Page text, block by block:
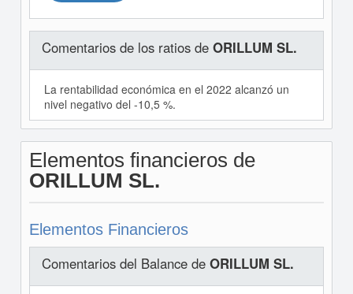
Comentarios de los ratios de ORILLUM SL.
La rentabilidad económica en el 2022 alcanzó un
nivel negativo del -10,5 %.
Elementos financieros de
ORILLUM SL.
Elementos Financieros
Comentarios del Balance de ORILLUM SL.